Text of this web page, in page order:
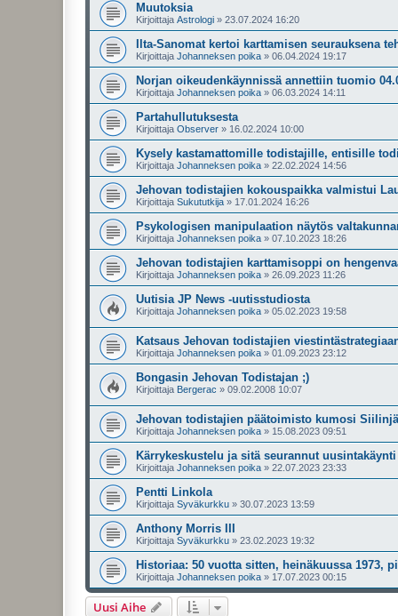
Muutoksia
Kirjoittaja Astrologi » 23.07.2024 16:20
Ilta-Sanomat kertoi karttamisen seurauksena
Kirjoittaja Johanneksen poika » 06.04.2024 19:17
Norjan oikeudenkäynnissä annettiin tuomio
Kirjoittaja Johanneksen poika » 06.03.2024 14:11
Partahullutuksesta
Kirjoittaja Observer » 16.02.2024 10:00
Kysely kastamattomille todistajille, entisille
Kirjoittaja Johanneksen poika » 22.02.2024 14:56
Jehovan todistajien kokouspaikka valmistui
Kirjoittaja Sukututkija » 17.01.2024 16:26
Psykologisen manipulaation näytös
Kirjoittaja Johanneksen poika » 07.10.2023 18:26
Jehovan todistajien karttamisoppi on
Kirjoittaja Johanneksen poika » 26.09.2023 11:26
Uutisia JP News -uutisstudiosta
Kirjoittaja Johanneksen poika » 05.02.2023 19:58
Katsaus Jehovan todistajien
Kirjoittaja Johanneksen poika » 01.09.2023 23:12
Bongasin Jehovan Todistajan ;)
Kirjoittaja Bergerac » 09.02.2008 10:07
Jehovan todistajien päätoimisto kumosi
Kirjoittaja Johanneksen poika » 15.08.2023 09:51
Kärrykeskustelu ja sitä seurannut
Kirjoittaja Johanneksen poika » 22.07.2023 23:33
Pentti Linkola
Kirjoittaja Syväkurkku » 30.07.2023 13:59
Anthony Morris III
Kirjoittaja Syväkurkku » 23.02.2023 19:32
Historiaa: 50 vuotta sitten, heinäkuussa
Kirjoittaja Johanneksen poika » 17.07.2023 00:15
Uusi Aihe